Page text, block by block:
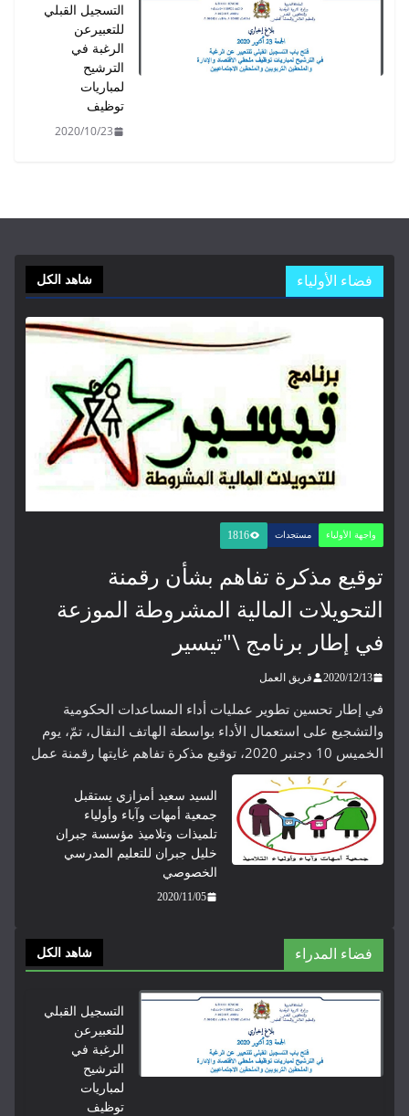
التسجيل القبلي
للتعبيرعن
الرغبة في
الترشيح
لمباريات
توظيف
2020/10/23
فضاء الأولياء شاهد الكل
واجهة الأولياء مستجدات 1816
توقيع مذكرة تفاهم بشأن رقمنة
التحويلات المالية المشروطة الموزعة
في إطار برنامج \"تيسير
2020/12/13 فريق العمل
في إطار تحسين تطوير عمليات أداء المساعدات الحكومية
والتشجيع على استعمال الأداء بواسطة الهاتف النقال، تمّ، يوم
الخميس 10 دجنبر 2020، توقيع مذكرة تفاهم غايتها رقمنة عمل
السيد سعيد أمزازي يستقبل
جمعية أمهات وآباء وأولياء
تلميذات وتلاميذ مؤسسة جبران
خليل جبران للتعليم المدرسي
الخصوصي
2020/11/05
فضاء المدراء شاهد الكل
التسجيل القبلي
للتعبيرعن
الرغبة في
الترشيح
لمباريات
توظيف